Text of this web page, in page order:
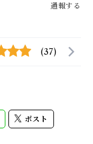
通報する
(37)
ポスト